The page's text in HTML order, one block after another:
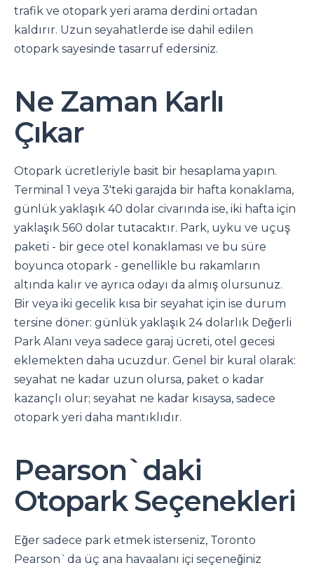
trafik ve otopark yeri arama derdini ortadan
kaldırır. Uzun seyahatlerde ise dahil edilen
otopark sayesinde tasarruf edersiniz.
Ne Zaman Karlı
Çıkar
Otopark ücretleriyle basit bir hesaplama yapın.
Terminal 1 veya 3'teki garajda bir hafta konaklama,
günlük yaklaşık 40 dolar civarında ise, iki hafta için
yaklaşık 560 dolar tutacaktır. Park, uyku ve uçuş
paketi - bir gece otel konaklaması ve bu süre
boyunca otopark - genellikle bu rakamların
altında kalır ve ayrıca odayı da almış olursunuz.
Bir veya iki gecelik kısa bir seyahat için ise durum
tersine döner: günlük yaklaşık 24 dolarlık Değerli
Park Alanı veya sadece garaj ücreti, otel gecesi
eklemekten daha ucuzdur. Genel bir kural olarak:
seyahat ne kadar uzun olursa, paket o kadar
kazançlı olur; seyahat ne kadar kısaysa, sadece
otopark yeri daha mantıklıdır.
Pearson`daki
Otopark Seçenekleri
Eğer sadece park etmek isterseniz, Toronto
Pearson`da üç ana havaalanı içi seçeneğiniz